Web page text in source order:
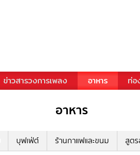
ข่าวสารวงการเพลง อาหาร ท่อ
อาหาร
บุฟเฟ่ต์ ร้านกาแฟและขนม สูตร